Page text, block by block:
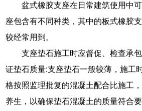
盆式橡胶支座在日常建筑使用中
座包含有不同种类，其中的板式橡胶
较经常用到。
支座垫石施工时应督促、检查承
证垫石质量:支座垫石一般较薄，施工
格按照监理批复的混凝土配合比施工
养生，以确保垫石混凝土的质量符合要